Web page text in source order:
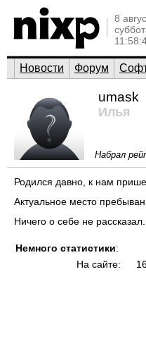
8
Новости Форум
umask
Илья
Набрал
Родился давно, к нам
Актуальное место
Ничего о себе не рассказал.
Немного статистики:
На сайте: